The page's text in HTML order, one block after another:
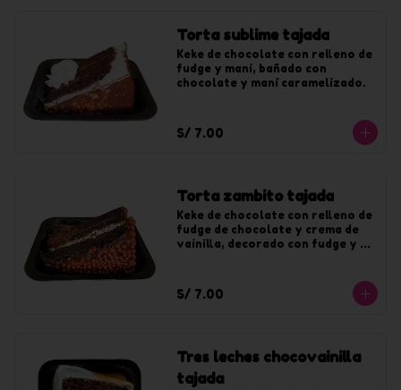
Torta sublime tajada
Keke de chocolate con relleno de
fudge y mani, bañado con
chocolate y maní caramelizado.
S/ 7.00
Torta zambito tajada
Keke de chocolate con relleno de
fudge de chocolate y crema de
vainilla, decorado con fudge y
S/ 7.00
Tres leches chocovainilla
tajada